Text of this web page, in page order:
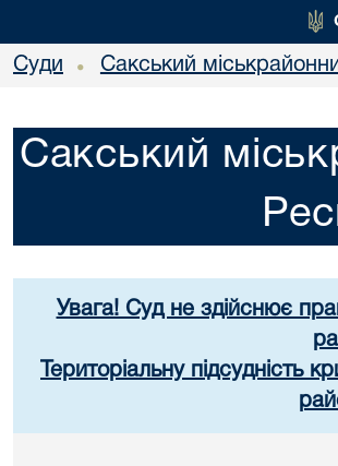
Суди • Сакський
Сакський
Увага! Суд не здійснює
Територіальну